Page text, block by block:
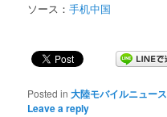
ソース：手机中国
Posted in 大陸モバイルニュース
Leave a reply